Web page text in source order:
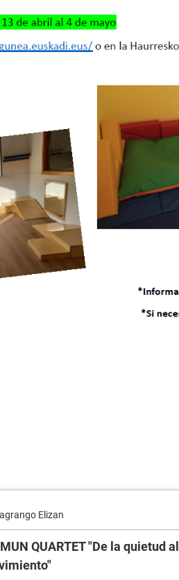
Elizan
QUARTET "De la quietud al